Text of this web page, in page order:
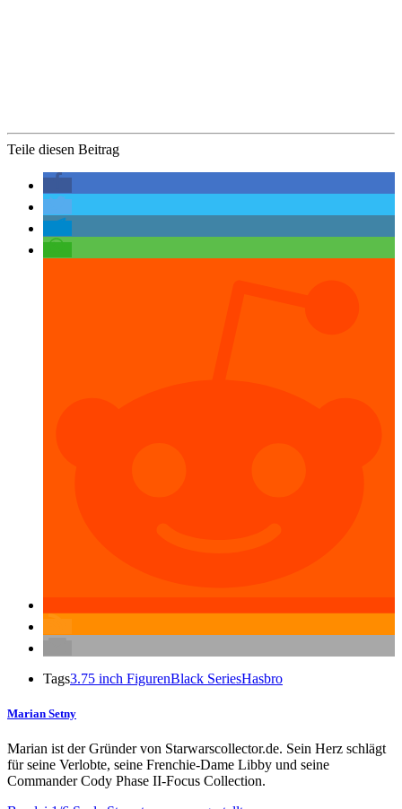
Teile diesen Beitrag
Tags3.75 inch FigurenBlack SeriesHasbro
Marian Setny
Marian ist der Gründer von Starwarscollector.de. Sein Herz schlägt
für seine Verlobte, seine Frenchie-Dame Libby und seine
Commander Cody Phase II-Focus Collection.